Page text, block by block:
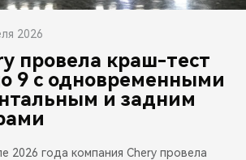
2026
провела краш-тест
9 с одновременными
и задним
2026 года компания Chery провела